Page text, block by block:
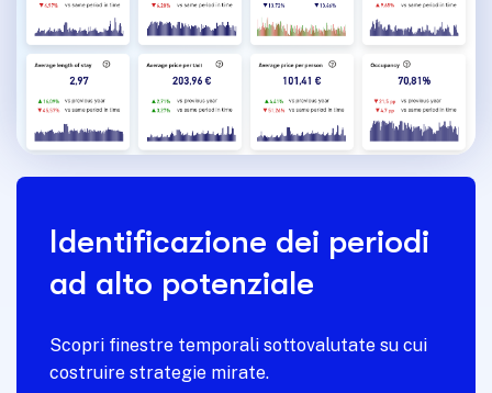
Identificazione dei periodi
ad alto potenziale
Scopri finestre temporali sottovalutate su cui
costruire strategie mirate.